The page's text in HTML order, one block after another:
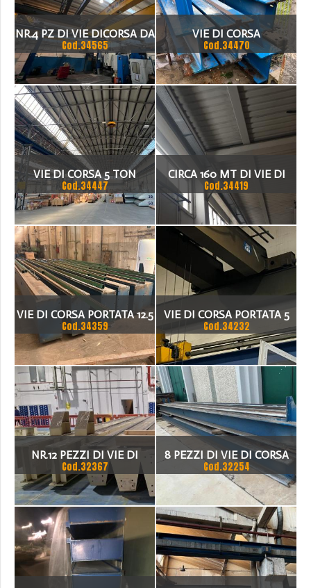
NR.4 PZ DI VIE DICORSA DA
12000MM
Cod.34565
VIE DI CORSA
Cod.34470
VIE DI CORSA 5 TON
Cod.34447
CIRCA 160 MT DI VIE DI
CORSA H35 LUNGHEZZA 10
MT
Cod.34419
VIE DI CORSA PORTATA 12.5
TON
Cod.34359
VIE DI CORSA PORTATA 5
TON
Cod.34232
NR.12 PEZZI DI VIE DI
CORSA 40 TON
Cod.32367
8 PEZZI DI VIE DI CORSA
PORTATA 8 TON ALTEZZA
390MM LARGHEZZA
300MM LUNGHEZZA
CADAUNA 10670MM
Cod.32254